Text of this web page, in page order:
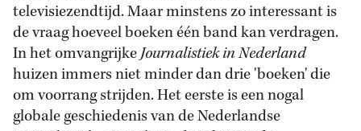
televisiezendtijd. Maar minstens zo interessant is
de vraag hoeveel boeken één band kan verdragen.
In het omvangrijkeJournalistiek in Nederland
huizen immers niet minder dan drie 'boeken' die
om voorrang strijden. Het eerste is een nogal
globale geschiedenis van de Nederlandse